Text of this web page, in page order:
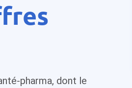
pharma, dont le